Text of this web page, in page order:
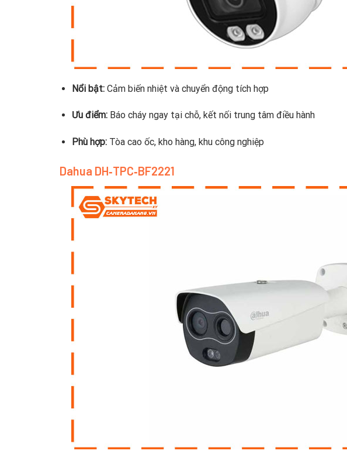
Nổi bật:Cảm biến nhiệt và chuyển động tích hợp
Ưu điểm:Báo cháy ngay tại chỗ, kết nối trung tâm điều hành
Phù hợp:Tòa cao ốc, kho hàng, khu công nghiệp
Dahua DH‑TPC‑BF2221